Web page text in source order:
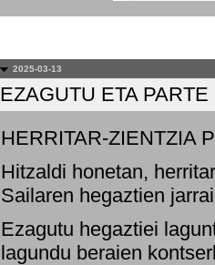
2025-03-13
EZAGUTU ETA
HERRITAR-ZIENTZIA
Hitzaldi honetan,
Sailaren hegaztien
Ezagutu hegaztiei
lagundu beraien